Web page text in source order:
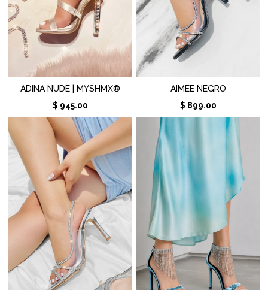
ADINA NUDE | MYSHMX®
$ 945.00
AIMEE NEGRO
$ 899.00